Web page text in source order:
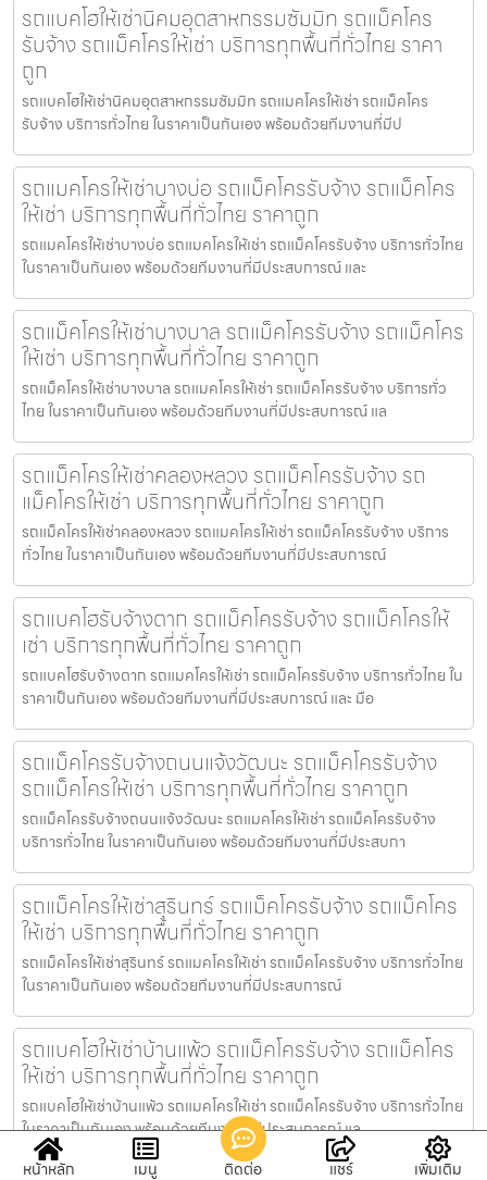
รถแบคโฮให้เช่านิคมอุตสาหกรรมซัมมิท รถแม็คโคร
รับจ้าง รถแม็คโครให้เช่า บริการทุกพื้นที่ทั่วไทย ราคา
ถูก
รถแบคโฮให้เช่านิคมอุตสาหกรรมซัมมิท รถแมคโครให้เช่า รถแม็คโคร
รับจ้าง บริการทั่วไทย ในราคาเป็นกันเอง พร้อมด้วยทีมงานที่มีป
รถแมคโครให้เช่าบางบ่อ รถแม็คโครรับจ้าง รถแม็คโคร
ให้เช่า บริการทุกพื้นที่ทั่วไทย ราคาถูก
รถแมคโครให้เช่าบางบ่อ รถแมคโครให้เช่า รถแม็คโครรับจ้าง บริการทั่วไทย
ในราคาเป็นกันเอง พร้อมด้วยทีมงานที่มีประสบการณ์ และ
รถแม็คโครให้เช่าบางบาล รถแม็คโครรับจ้าง รถแม็คโคร
ให้เช่า บริการทุกพื้นที่ทั่วไทย ราคาถูก
รถแม็คโครให้เช่าบางบาล รถแมคโครให้เช่า รถแม็คโครรับจ้าง บริการทั่ว
ไทย ในราคาเป็นกันเอง พร้อมด้วยทีมงานที่มีประสบการณ์ แล
รถแม็คโครให้เช่าคลองหลวง รถแม็คโครรับจ้าง รถ
แม็คโครให้เช่า บริการทุกพื้นที่ทั่วไทย ราคาถูก
รถแม็คโครให้เช่าคลองหลวง รถแมคโครให้เช่า รถแม็คโครรับจ้าง บริการ
ทั่วไทย ในราคาเป็นกันเอง พร้อมด้วยทีมงานที่มีประสบการณ์
รถแบคโฮรับจ้างตาก รถแม็คโครรับจ้าง รถแม็คโครให้
เช่า บริการทุกพื้นที่ทั่วไทย ราคาถูก
รถแบคโฮรับจ้างตาก รถแมคโครให้เช่า รถแม็คโครรับจ้าง บริการทั่วไทย ใน
ราคาเป็นกันเอง พร้อมด้วยทีมงานที่มีประสบการณ์ และ มือ
รถแม็คโครรับจ้างถนนแจ้งวัฒนะ รถแม็คโครรับจ้าง
รถแม็คโครให้เช่า บริการทุกพื้นที่ทั่วไทย ราคาถูก
รถแม็คโครรับจ้างถนนแจ้งวัฒนะ รถแมคโครให้เช่า รถแม็คโครรับจ้าง
บริการทั่วไทย ในราคาเป็นกันเอง พร้อมด้วยทีมงานที่มีประสบกา
รถแม็คโครให้เช่าสุรินทร์ รถแม็คโครรับจ้าง รถแม็คโคร
ให้เช่า บริการทุกพื้นที่ทั่วไทย ราคาถูก
รถแม็คโครให้เช่าสุรินทร์ รถแมคโครให้เช่า รถแม็คโครรับจ้าง บริการทั่วไทย
ในราคาเป็นกันเอง พร้อมด้วยทีมงานที่มีประสบการณ์
รถแบคโฮให้เช่าบ้านแพ้ว รถแม็คโครรับจ้าง รถแม็คโคร
ให้เช่า บริการทุกพื้นที่ทั่วไทย ราคาถูก
รถแบคโฮให้เช่าบ้านแพ้ว รถแมคโครให้เช่า รถแม็คโครรับจ้าง บริการทั่วไทย
ในราคาเป็นกันเอง พร้อมด้วยทีมงานที่มีประสบการณ์ แล
หน้าหลัก เมนู ติดต่อ แชร์ เพิ่มเติม